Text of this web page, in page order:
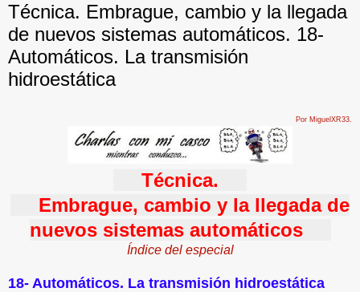
Técnica. Embrague, cambio y la llegada
de nuevos sistemas automáticos. 18-
Automáticos. La transmisión
hidroestática
Por MiguelXR33.
Técnica.
Embrague, cambio y la llegada de
nuevos sistemas automáticos
Índice del especial
18- Automáticos. La transmisión hidroestática